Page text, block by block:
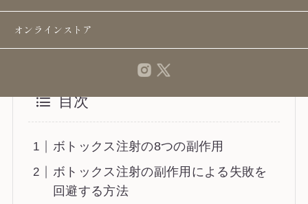
オンラインストア
目次
ボトックス注射の8つの副作用
ボトックス注射の副作用による失敗を
回避する方法